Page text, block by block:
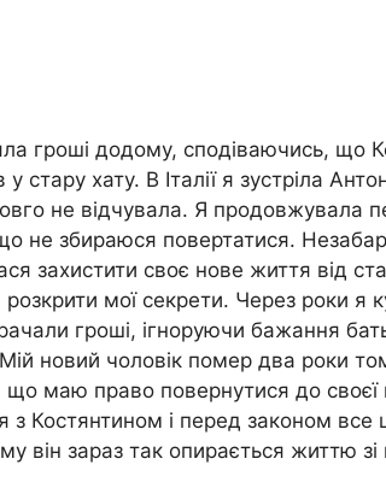
гроші додому, сподіваючись, що
стару хату. В Італії я зустріла
не відчувала. Я продовжувала
не збираюся повертатися.
захистити своє нове життя від
мої секрети. Через роки я
гроші, ігноруючи бажання
новий чоловік помер два роки
маю право повернутися до своєї
з Костянтином і перед законом
він зараз так опирається життю